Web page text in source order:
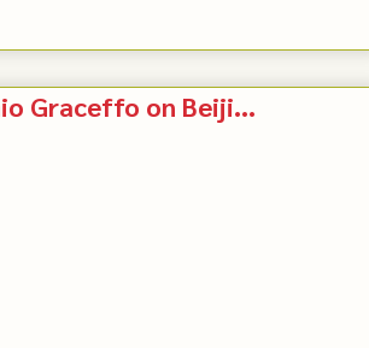
Graceffo on Beiji...